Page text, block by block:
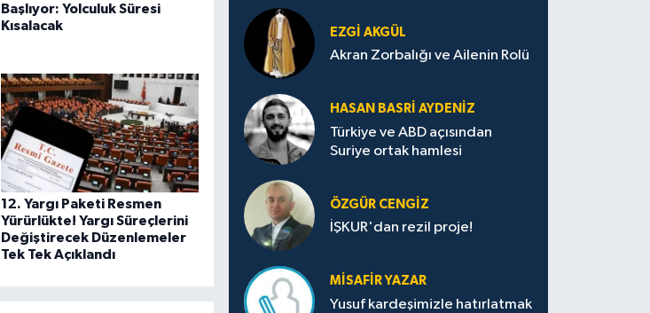
Başlıyor: Yolculuk Süresi
Kısalacak
12. Yargı Paketi Resmen
Yürürlükte! Yargı Süreçlerini
Değiştirecek Düzenlemeler
Tek Tek Açıklandı
EZGI AKGÜL
Akran Zorbalığı ve Ailenin Rolü
HASAN BASRI AYDENIZ
Türkiye ve ABD açısından
Suriye ortak hamlesi
ÖZGÜR CENGIZ
İŞKUR'dan rezil proje!
MISAFIR YAZAR
Yusuf kardeşimizle hatırlatmak